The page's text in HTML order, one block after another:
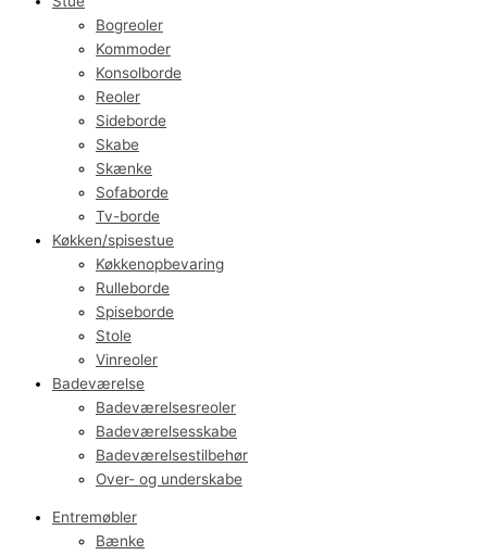
Bogreoler
Kommoder
Konsolborde
Reoler
Sideborde
Skabe
Skænke
Sofaborde
Tv-borde
Køkken/spisestue
Køkkenopbevaring
Rulleborde
Spiseborde
Stole
Vinreoler
Badeværelse
Badeværelsesreoler
Badeværelsesskabe
Badeværelsestilbehør
Over- og underskabe
Entremøbler
Bænke